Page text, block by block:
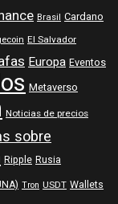
Brasil Cardano
El Salvador
Europa Eventos
Metaverso
Noticias de precios
sobre
Ripple Rusia
Tron USDT Wallets